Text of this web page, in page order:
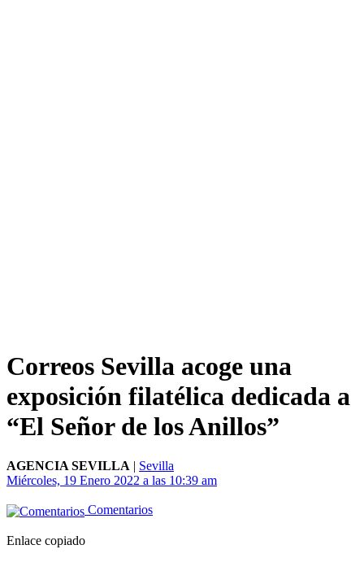
Correos Sevilla acoge una
exposición filatélica dedicada a
“El Señor de los Anillos”
AGENCIA SEVILLA | Sevilla
Miércoles, 19 Enero 2022 a las 10:39 am
Comentarios
Enlace copiado